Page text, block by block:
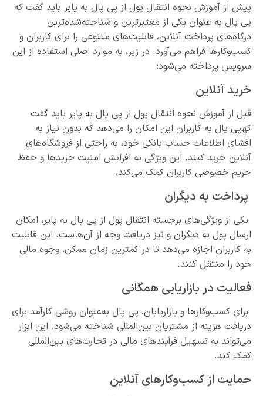
پیش از آموزش نحوه انتقال پول از پی پال به پایر باید گفت که
پی پال به عنوان یکی از معتبرترین و شناخته‌شده‌ترین
درگاه‌های پرداخت آنلاین، قابلیت‌های متنوعی را برای کاربران و
کسب‌وکارها فراهم می‌آورد. در زیر، به موارد اصلی استفاده از این
سرویس پرداخته می‌شود:
خرید آنلاین
قبل از آموزش نحوه انتقال پول از پی پال به پایر باید گفت
کهپی پال به کاربران این امکان را می‌دهد که بدون نیاز به
افشای اطلاعات حساب بانکی خود، به راحتی از فروشگاه‌های
آنلاین خرید کنند. این ویژگی به افزایش امنیت خریدها و حفظ
حریم خصوصی کاربران کمک می‌کند.
پرداخت به دیگران
یکی از ویژگی‌های برجسته انتقال پول از پی پال به پایر، امکان
ارسال پول به دیگران و نیز دریافت وجه از آن‌هاست. این قابلیت
به کاربران اجازه می‌دهد تا در کمترین زمان ممکن، وجوه مالی
خود را منتقل کنند.
فعالیت در بازاریابی همگانی
برای کسب‌وکارها و بازاریابان، پی پال به‌‌عنوان روشی کارآمد برای
دریافت هزینه از مشتریان بین‌المللی شناخته می‌شود. این ابزار
می‌تواند به تسهیل فرآیندهای مالی در تجارت‌های بین‌المللی
کمک کند.
حمایت از کسب‌وکارهای آنلاین